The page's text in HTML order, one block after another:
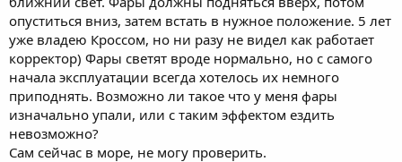
опуститься вниз, затем встать в нужное положение. 5 лет
уже владею Кроссом, но ни разу не видел как работает
корректор) Фары светят вроде нормально, но с самого
начала эксплуатации всегда хотелось их немного
приподнять. Возможно ли такое что у меня фары
изначально упали, или с таким эффектом ездить
невозможно?
Сам сейчас в море, не могу проверить.